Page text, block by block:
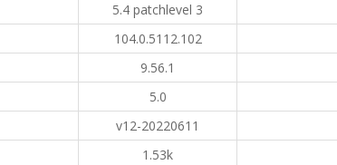
5.4 patchlevel 3
104.0.5112.102
9.56.1
5.0
v12-20220611
1.53k